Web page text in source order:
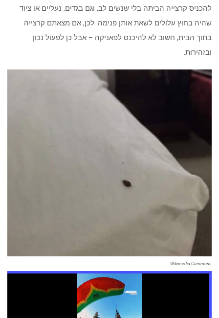
להכניס קרצייה הביתה בלי שנשים לב, וגם בגדים, נעליים או ציוד
שהיה בחוץ עלולים לשאת אותן פנימה. לכן, אם מצאתם קרצייה
בתוך הבית, חשוב לא להיכנס לפאניקה – אבל כן לפעול נכון
ובזהירות.
Wikimedia Commons